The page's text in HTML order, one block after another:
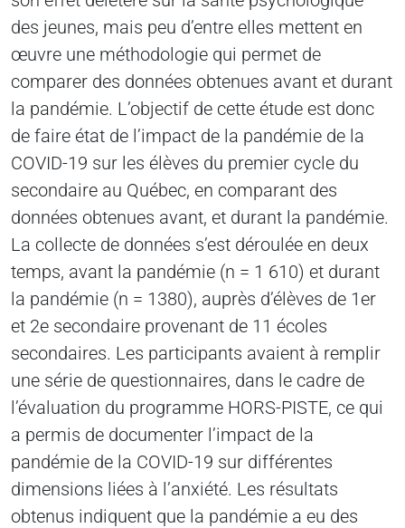
des jeunes, mais peu d’entre elles mettent en
œuvre une méthodologie qui permet de
comparer des données obtenues avant et durant
la pandémie. L’objectif de cette étude est donc
de faire état de l’impact de la pandémie de la
COVID-19 sur les élèves du premier cycle du
secondaire au Québec, en comparant des
données obtenues avant, et durant la pandémie.
La collecte de données s’est déroulée en deux
temps, avant la pandémie (n = 1 610) et durant
la pandémie (n = 1380), auprès d’élèves de 1er
et 2e secondaire provenant de 11 écoles
secondaires. Les participants avaient à remplir
une série de questionnaires, dans le cadre de
l’évaluation du programme HORS-PISTE, ce qui
a permis de documenter l’impact de la
pandémie de la COVID-19 sur différentes
dimensions liées à l’anxiété. Les résultats
obtenus indiquent que la pandémie a eu des